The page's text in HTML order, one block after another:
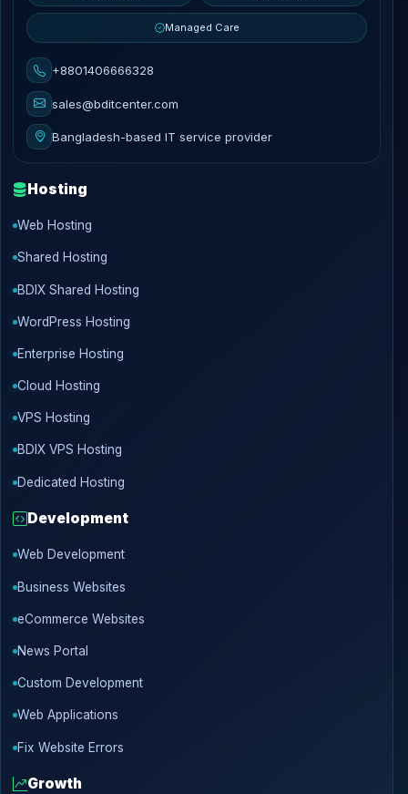
Managed Care
+8801406666328
sales@bditcenter.com
Bangladesh-based IT service provider
Hosting
Web Hosting
Shared Hosting
BDIX Shared Hosting
WordPress Hosting
Enterprise Hosting
Cloud Hosting
VPS Hosting
BDIX VPS Hosting
Dedicated Hosting
Development
Web Development
Business Websites
eCommerce Websites
News Portal
Custom Development
Web Applications
Fix Website Errors
Growth